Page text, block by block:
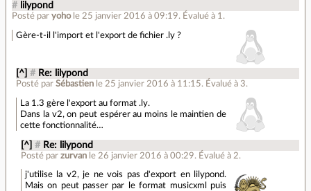
# lilypond
Posté par yoho le 25 janvier 2016 à 09:19. Évalué à 1 .
Gère-t-il l'import et l'export de fichier .ly ?
[^] # Re: lilypond
Posté parSébastien le 25 janvier 2016 à 11:15. Évalué à 3.
La 1.3 gère l'export au format .ly.
Dans la v2, on peut espérer au moins le maintien de
cette fonctionnalité…
[^] # Re: lilypond
Posté par zurvan le 26 janvier 2016 à 00:29. Évalué à 2.
j'utilise la v2, je ne vois pas d'export en lilypond.
Mais on peut passer par le format musicxml puis